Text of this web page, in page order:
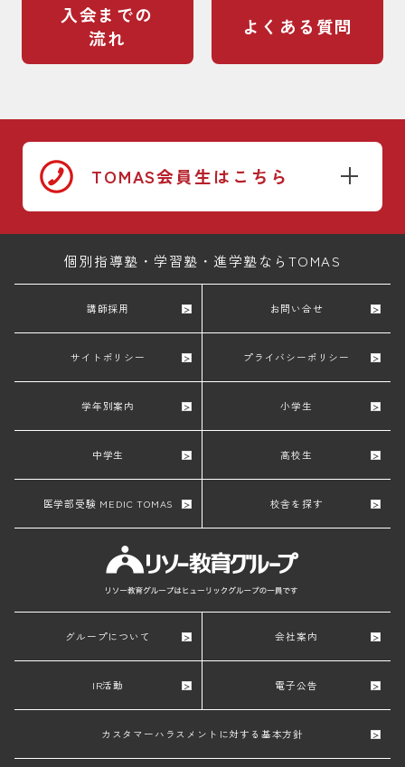
入会までの
流れ
よくある質問
TOMAS会員生はこちら
個別指導塾・学習塾・進学塾ならTOMAS
講師採用 お問い合せ
サイトポリシー プライバシーポリシー
学年別案内 小学生
中学生 高校生
医学部受験 MEDIC TOMAS 校舎を探す
グループについて 会社案内
IR活動 電子公告
カスタマーハラスメントに対する基本方針